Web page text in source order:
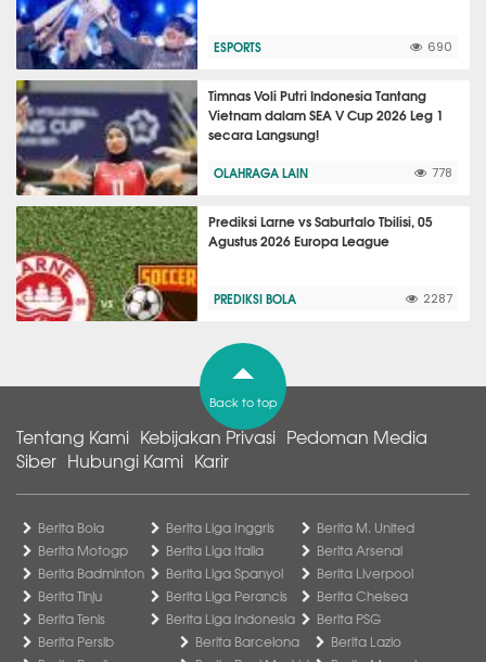
ESPORTS 690
Timnas Voli Putri Indonesia Tantang
Vietnam dalam SEA V Cup 2026 Leg 1
secara Langsung!
OLAHRAGA LAIN 778
Prediksi Larne vs Saburtalo Tbilisi, 05
Agustus 2026 Europa League
PREDIKSI BOLA 2287
Back to top
Tentang Kami Kebijakan Privasi Pedoman Media
Siber Hubungi Kami Karir
Berita Bola
Berita Motogp
Berita Badminton
Berita Tinju
Berita Tenis
Berita Liga Inggris
Berita Liga Italia
Berita Liga Spanyol
Berita Liga Perancis
Berita Liga Indonesia
Berita M. United
Berita Arsenal
Berita Liverpool
Berita Chelsea
Berita PSG
Berita Persib
Berita Barcelona
Berita Lazio